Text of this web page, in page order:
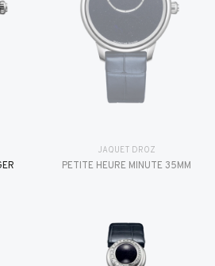
JAQUET DROZ
PETITE HEURE MINUTE 35MM